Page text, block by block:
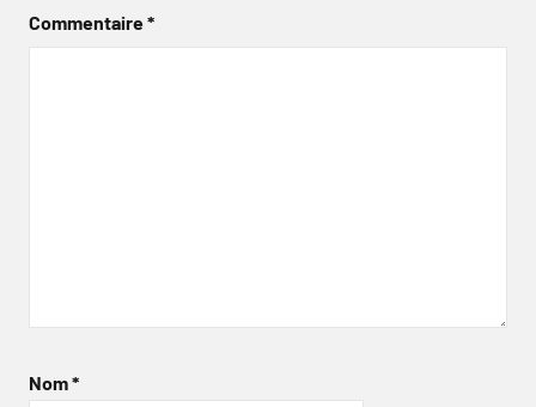
Commentaire*
Nom*